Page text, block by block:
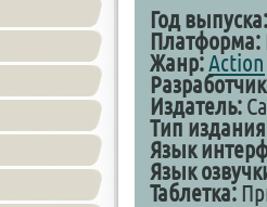
Год выпуска:
Платформа:
Жанр:Action
Издатель:
Тип
Язык
Язык
Таблетка: